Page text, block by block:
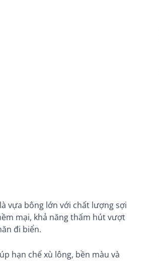
vựa bông lớn với chất lượng sợi
mại, khả năng thấm hút vượt
đi biển.
hạn chế xù lông, bền màu và